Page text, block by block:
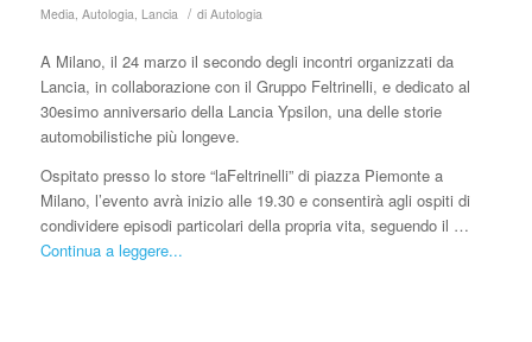
Media, Autologia, Lancia / di Autologia
A Milano, il 24 marzo il secondo degli incontri organizzati da
Lancia, in collaborazione con il Gruppo Feltrinelli, e dedicato al
30esimo anniversario della Lancia Ypsilon, una delle storie
automobilistiche più longeve.
Ospitato presso lo store “laFeltrinelli” di piazza Piemonte a
Milano, l’evento avrà inizio alle 19.30 e consentirà agli ospiti di
condividere episodi particolari della propria vita, seguendo il …
Continua a leggere...